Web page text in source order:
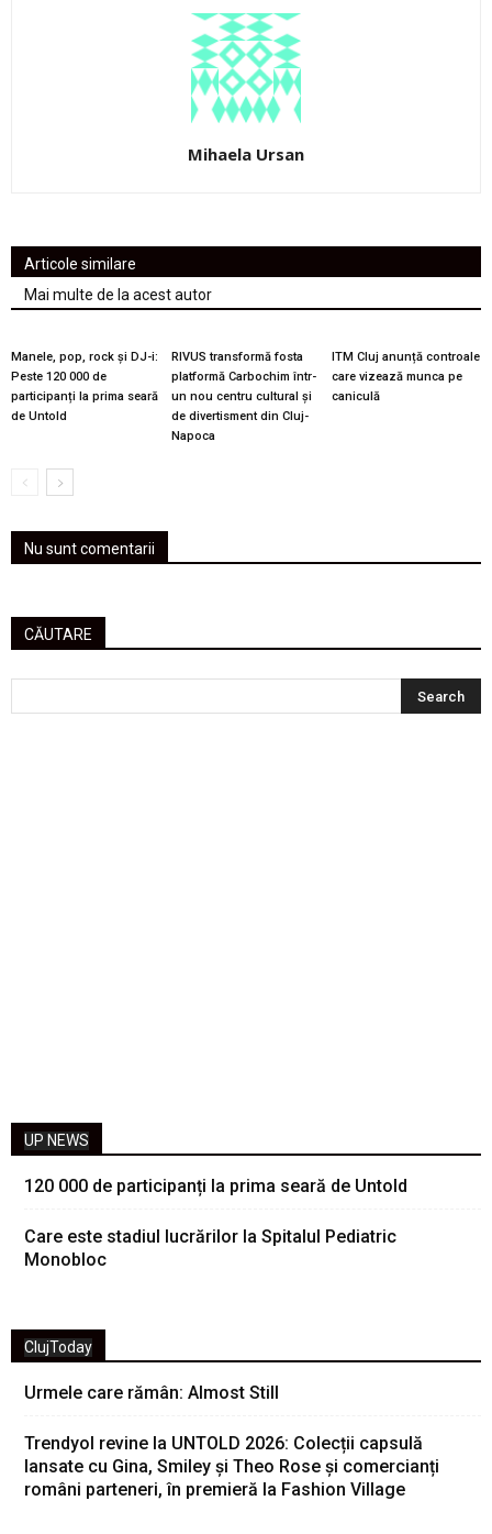
Mihaela Ursan
Articole similare
Mai multe de la acest autor
Manele, pop, rock și DJ-i:
Peste 120 000 de
participanți la prima seară
de Untold
RIVUS transformă fosta
platformă Carbochim într-
un nou centru cultural și
de divertisment din Cluj-
Napoca
ITM Cluj anunță controale
care vizează munca pe
caniculă
Nu sunt comentarii
CĂUTARE
UP NEWS
120 000 de participanți la prima seară de Untold
Care este stadiul lucrărilor la Spitalul Pediatric
Monobloc
ClujToday
Urmele care rămân: Almost Still
Trendyol revine la UNTOLD 2026: Colecții capsulă
lansate cu Gina, Smiley și Theo Rose și comercianți
români parteneri, în premieră la Fashion Village